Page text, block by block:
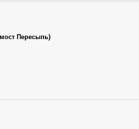
Пересыпь)